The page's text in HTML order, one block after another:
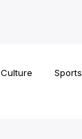
Culture Sports